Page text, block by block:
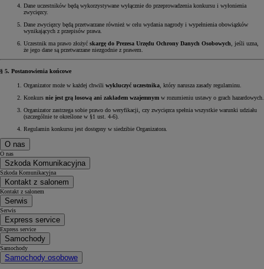
Dane uczestników będą wykorzystywane wyłącznie do przeprowadzenia konkursu i wyłonienia
zwycięzcy.
Dane zwycięzcy będą przetwarzane również w celu wydania nagrody i wypełnienia obowiązków
wynikających z przepisów prawa.
Uczestnik ma prawo złożyć skargę do Prezesa Urzędu Ochrony Danych Osobowych , jeśli uzna,
że jego dane są przetwarzane niezgodnie z prawem.
§ 5. Postanowienia końcowe
Organizator może w każdej chwili wykluczyć uczestnika , który narusza zasady regulaminu.
Konkurs nie jest grą losową ani zakładem wzajemnym w rozumieniu ustawy o grach hazardowych.
Organizator zastrzega sobie prawo do weryfikacji, czy zwycięzca spełnia wszystkie warunki udziału
(szczególnie te określone w §1 ust. 4-6).
Regulamin konkursu jest dostępny w siedzibie Organizatora.
O nas
O nas
Szkoda Komunikacyjna
Szkoda Komunikacyjna
Kontakt z salonem
Kontakt z salonem
Serwis
Serwis
Express service
Express service
Samochody
Samochody
Samochody osobowe